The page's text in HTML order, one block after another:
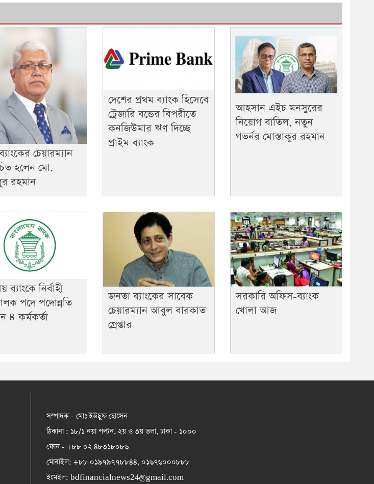
চেয়ারম্যান
হলেন মো.
রহমান
দেশের প্রথম ব্যাংক হিসেবে
ট্রেজারি বন্ডের বিপরীতে
কনজিউমার ঋণ দিচ্ছে
প্রাইম ব্যাংক
আহসান এইচ মনসুরের
নিয়োগ বাতিল, নতুন
গভর্নর মোস্তাকুর রহমান
ব্যাংকে নির্বাহী
পদে পদোন্নতি
৪ কর্মকর্তা
জনতা ব্যাংকের সাবেক
চেয়ারম্যান আবুল বারকাত
গ্রেপ্তার
সরকারি অফিস-ব্যাংক
খোলা আজ
সম্পাদক - মোঃ ইউছুফ হোসেন
ঠিকানা : ১৮/১ নয়া পল্টন, ২য় ও ৩য় তলা, ঢাকা - ১০০০
ফোন - +৮৮ ০২ ৪৮৩১৮০৮৬
মোবাইল: +৮৮ ০১৯৭৯৭৭৮৮৪৪, ০১৬৭৬০০০৮৮৮
ইমেইল: bdfinancialnews24@gmail.com